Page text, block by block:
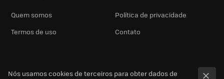
Quem somos
Política de privacidade
Termos de uso
Contato
Nós usamos cookies de terceiros para obter dados de